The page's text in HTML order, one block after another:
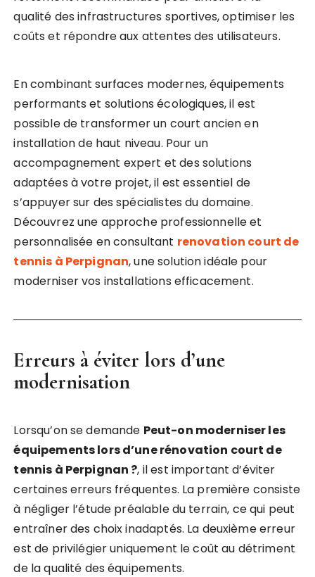
qualité des infrastructures sportives, optimiser les
coûts et répondre aux attentes des utilisateurs.
En combinant surfaces modernes, équipements
performants et solutions écologiques, il est
possible de transformer un court ancien en
installation de haut niveau. Pour un
accompagnement expert et des solutions
adaptées à votre projet, il est essentiel de
s’appuyer sur des spécialistes du domaine.
Découvrez une approche professionnelle et
personnalisée en consultant renovation court de
tennis à Perpignan, une solution idéale pour
moderniser vos installations efficacement.
Erreurs à éviter lors d’une
modernisation
Lorsqu’on se demande Peut-on moderniser les
équipements lors d’une rénovation court de
tennis à Perpignan ?, il est important d’éviter
certaines erreurs fréquentes. La première consiste
à négliger l’étude préalable du terrain, ce qui peut
entraîner des choix inadaptés. La deuxième erreur
est de privilégier uniquement le coût au détriment
de la qualité des équipements.